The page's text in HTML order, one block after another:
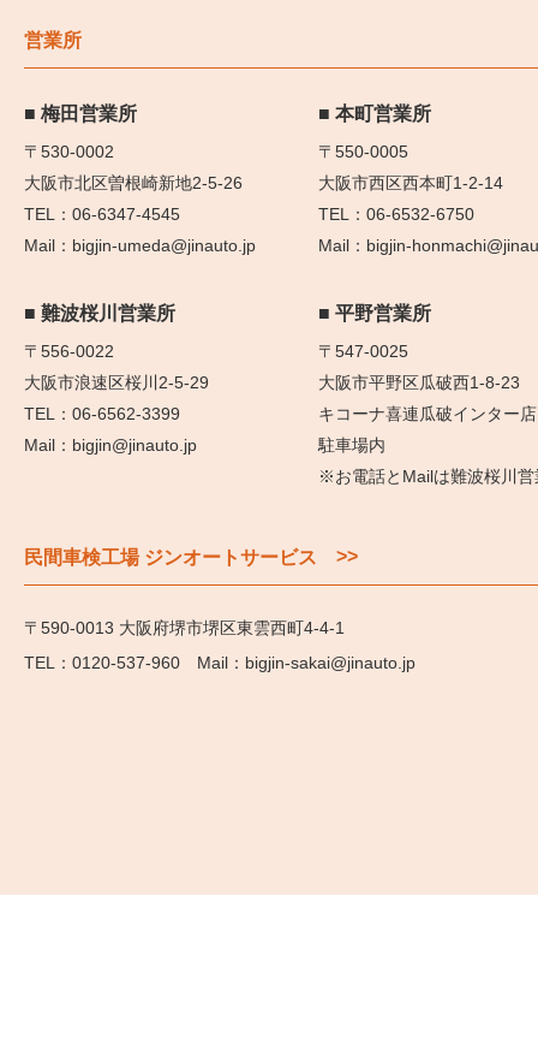
営業所
梅田営業所
〒530-0002
大阪市北区曽根崎新地2-5-26
06-6347-4545
bigjin-umeda@jinauto.jp
本町営業所
〒550-0005
大阪市西区西本町1-2-14
06-6532-6750
bigjin-
難波桜川営業所
〒556-0022
大阪市浪速区桜川2-5-29
06-6562-3399
bigjin@jinauto.jp
平野営業所
〒547-0025
大阪市平野区瓜破西1-8-23
キコーナ喜連瓜破インター店
駐車場内
※お電話とMailは難波桜川営
民間車検工場 ジンオートサービス >>
〒590-0013 大阪府堺市堺区東雲西町4-4-1
0120-537-960
bigjin-sakai@jinauto.jp